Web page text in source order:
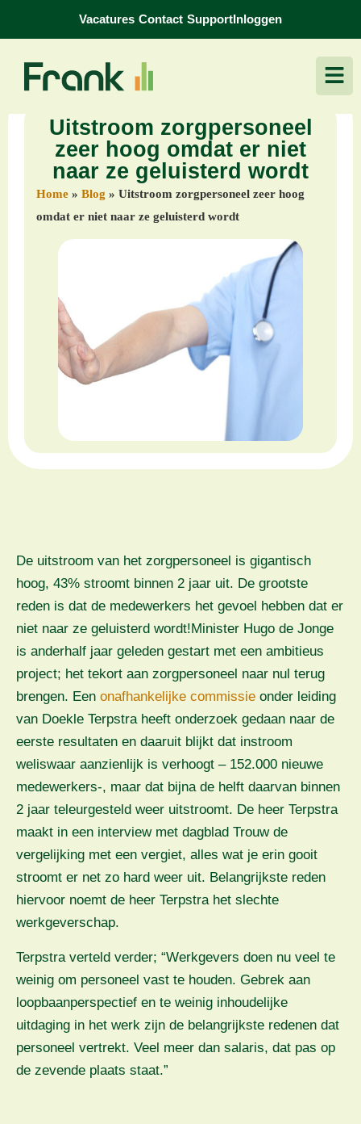
Vacatures Contact SupportInloggen
Uitstroom zorgpersoneel
zeer hoog omdat er niet
naar ze geluisterd wordt
Home » Blog » Uitstroom zorgpersoneel zeer hoog
omdat er niet naar ze geluisterd wordt
De uitstroom van het zorgpersoneel is gigantisch
hoog, 43% stroomt binnen 2 jaar uit. De grootste
reden is dat de medewerkers het gevoel hebben dat er
niet naar ze geluisterd wordt!Minister Hugo de Jonge
is anderhalf jaar geleden gestart met een ambitieus
project; het tekort aan zorgpersoneel naar nul terug
brengen. Een onafhankelijke commissie onder leiding
van Doekle Terpstra heeft onderzoek gedaan naar de
eerste resultaten en daaruit blijkt dat instroom
weliswaar aanzienlijk is verhoogt – 152.000 nieuwe
medewerkers-, maar dat bijna de helft daarvan binnen
2 jaar teleurgesteld weer uitstroomt. De heer Terpstra
maakt in een interview met dagblad Trouw de
vergelijking met een vergiet, alles wat je erin gooit
stroomt er net zo hard weer uit. Belangrijkste reden
hiervoor noemt de heer Terpstra het slechte
werkgeverschap.
Terpstra verteld verder; “Werkgevers doen nu veel te
weinig om personeel vast te houden. Gebrek aan
loopbaanperspectief en te weinig inhoudelijke
uitdaging in het werk zijn de belangrijkste redenen dat
personeel vertrekt. Veel meer dan salaris, dat pas op
de zevende plaats staat.”